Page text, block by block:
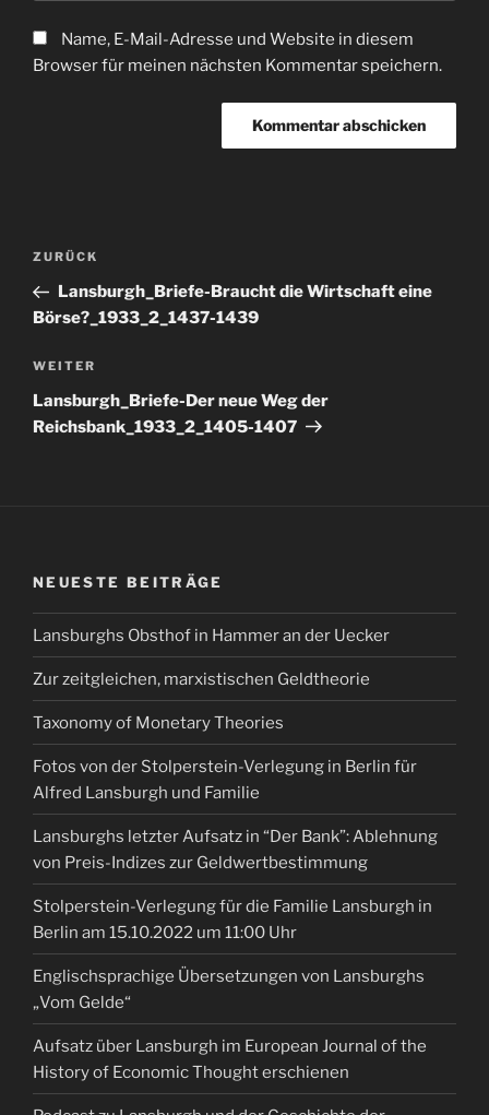
Name, E-Mail-Adresse und Website in diesem
Browser für meinen nächsten Kommentar speichern.
Beitragsnavigation
Vorheriger
Beitrag
ZURÜCK
Lansburgh_Briefe-Braucht die Wirtschaft eine
Börse?_1933_2_1437-1439
Nächster
Beitrag
WEITER
Lansburgh_Briefe-Der neue Weg der
Reichsbank_1933_2_1405-1407
NEUESTE BEITRÄGE
Lansburghs Obsthof in Hammer an der Uecker
Zur zeitgleichen, marxistischen Geldtheorie
Taxonomy of Monetary Theories
Fotos von der Stolperstein-Verlegung in Berlin für
Alfred Lansburgh und Familie
Lansburghs letzter Aufsatz in “Der Bank”: Ablehnung
von Preis-Indizes zur Geldwertbestimmung
Stolperstein-Verlegung für die Familie Lansburgh in
Berlin am 15.10.2022 um 11:00 Uhr
Englischsprachige Übersetzungen von Lansburghs
„Vom Gelde“
Aufsatz über Lansburgh im European Journal of the
History of Economic Thought erschienen